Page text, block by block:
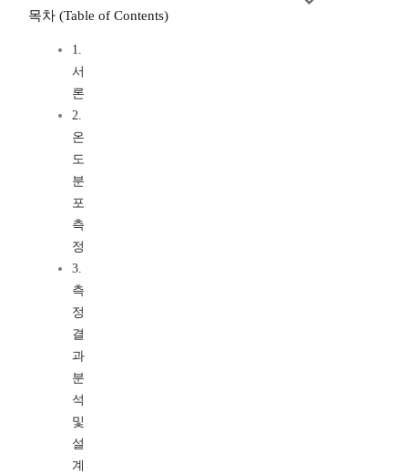
목차 (Table of Contents)
1.
서
론
2.
온
도
분
포
측
정
3.
측
정
결
과
분
석
및
설
계